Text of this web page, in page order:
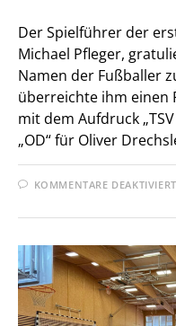
Der Spielführer der
Michael Pfleger,
Namen der Fußballer
überreichte ihm einen
mit dem Aufdruck
„OD“ für Oliver
KOMMENTARE DEAKTIVIERT